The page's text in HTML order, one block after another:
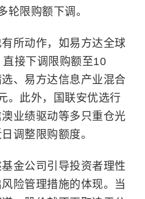
轮限购额下调。
所动作，如易方达全球
接下调限购额至10
、易方达信息产业混合
。此外，国联安优选行
业绩驱动等多只重仓光
调整限购额度。
金公司引导投资者理性
险管理措施的体现。当